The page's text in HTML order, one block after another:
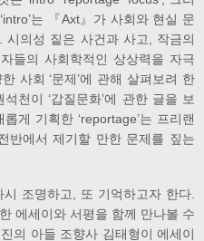
‘intro’는 『Axt』가 사회와 현실 문
의성 짙은 사건과 사고, 작금의
들의 사회학적인 상상력을 자극
사회 ‘문제’에 관해 살펴보려 한
천이 ‘갑질문화’에 관한 글을 보
게 기획한 ‘reportage’는 프리랜
반에서 제기할 만한 문제를 짚는
시 조명하고, 또 기억하고자 한다.
에세이와 서평을 함께 만나볼 수
의 아들 조향사 김태형이 에세이